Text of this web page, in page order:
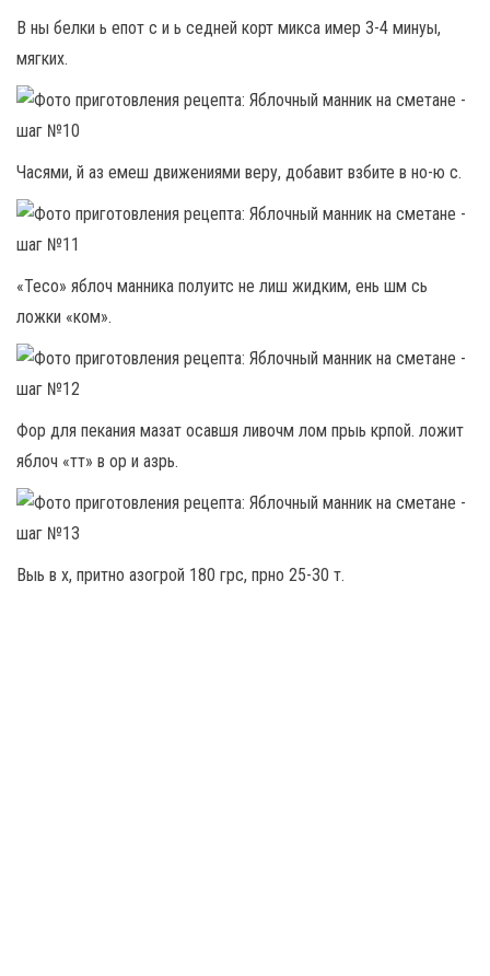
В ны белки ь епот с и ь седней корт микса имер 3-4 минуы,
мягких.
Часями, й аз емеш движениями веру, добавит взбите в но-ю с.
«Тесо» яблоч манника полуитс не лиш жидким, ень шм сь
ложки «ком».
Фор для пекания мазат осавшя ливочм лом прыь крпой. ложит
яблоч «тт» в ор и азрь.
Выь в х, притно азогрой 180 грс, прно 25-30 т.